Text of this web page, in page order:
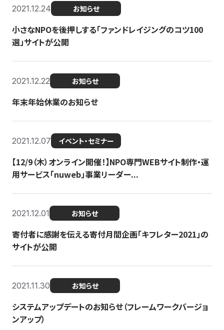
2021.12.24 お知らせ
小さなNPOを後押しする「ファンドレイジングのコツ100
選」サイトが公開
2021.12.22 お知らせ
年末年始休業のお知らせ
2021.12.07 イベント・セミナー
【12/9（木）オンライン開催！】NPO専門WEBサイト制作・運
用サービス「nuweb」事業リーダー...
2021.12.01 お知らせ
寄付者に感謝を伝える寄付月間企画「キフレター2021」の
サイトが公開
2021.11.30 お知らせ
システムアップデートのお知らせ（フレームワークバージョ
ンアップ）